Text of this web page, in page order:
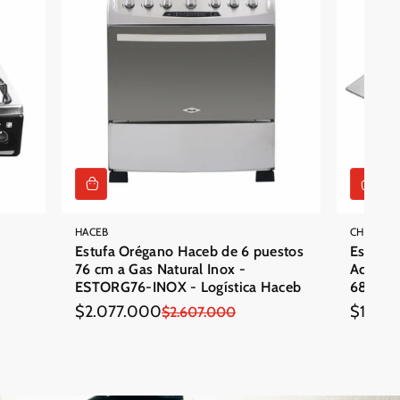
HACEB
Estufa Orégano Haceb de 6 puestos
76 cm a Gas Natural Inox -
ESTORG76-INOX - Logística Haceb
Precio
$2.077.000
Precio
$2.607.000
Estufa
Acero
6860
Precio
Precio